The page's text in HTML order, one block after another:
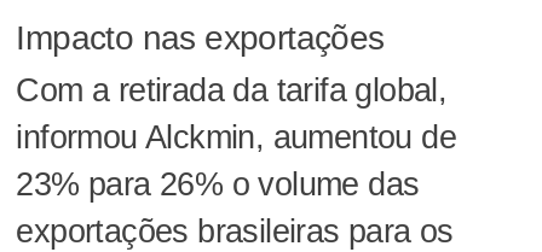
Impacto nas exportações
Com a retirada da tarifa global,
informou Alckmin, aumentou de
23% para 26% o volume das
exportações brasileiras para os